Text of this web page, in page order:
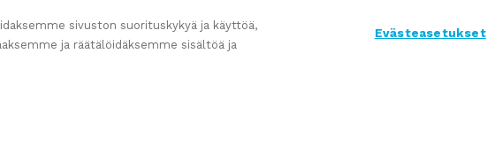
sivuston suorituskykyä ja käyttöä,
ja räätälöidäksemme sisältöä ja
Evästeasetukset